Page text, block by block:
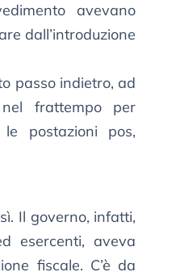
avevano
dall’introduzione
passo indietro, ad
frattempo per
postazioni pos,
Il governo, infatti,
esercenti, aveva
fiscale. C’è da